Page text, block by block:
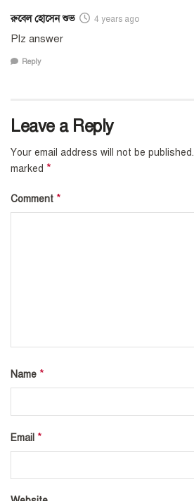
রুবেল হোসেন শুভ 4 years ago
Plz answer
Reply
Leave a Reply
Your email address will not be published.
marked *
Comment *
Name *
Email *